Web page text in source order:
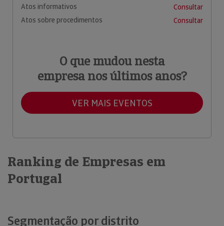
Atos informativos
Consultar
Atos sobre procedimentos
Consultar
O que mudou nesta
empresa nos últimos anos?
VER MAIS EVENTOS
Ranking de Empresas em
Portugal
Segmentação por distrito